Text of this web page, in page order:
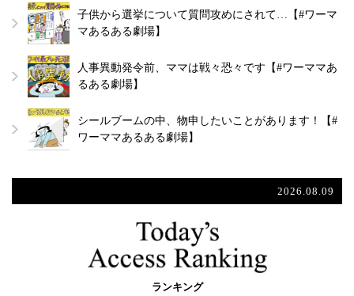
子供から選挙について質問攻めにされて…【#ワーマ
マあるある劇場】
人事異動発令前、ママは戦々恐々です【#ワーママあ
るある劇場】
シールブームの中、物申したいことがあります！【#
ワーママあるある劇場】
2026.08.09
ランキング